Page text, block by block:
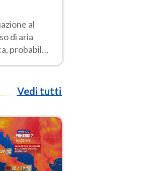
al
di aria
probabile
Vedi tutti